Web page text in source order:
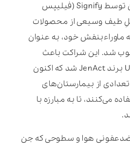
در سال 2021، جنتون توسط Signify (فیلیپس
طیف وسیعی از محصولات
خود، به عنوان
شد. این شراکت باعث
گسترش محصولات UV برند JenAct شد که اکنون
تعدادی از بیمارستان‌های
می‌کنند، تا به مبارزه با
هوا و سطوحی که جن